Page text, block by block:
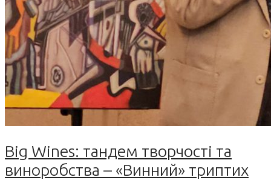
Big Wines: тандем творчості та
виноробства – «Винний» триптих